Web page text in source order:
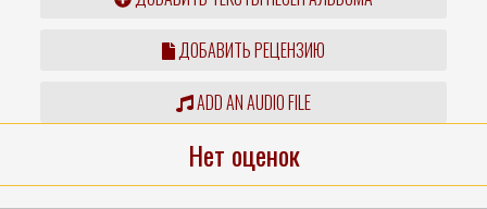
ДОБАВИТЬ РЕЦЕНЗИЮ
ADD AN AUDIO FILE
Нет оценок